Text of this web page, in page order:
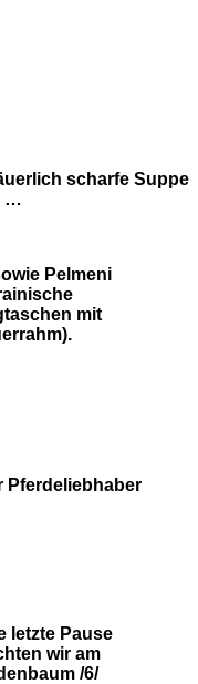
scharfe Suppe
…
Pelmeni
mit
Pferdeliebhaber
letzte Pause
wir am
/6/